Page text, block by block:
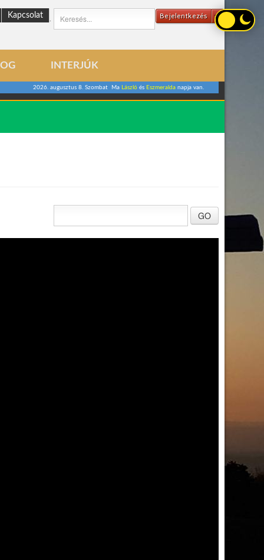
Bejelentkezés
Kapcsolat
INTERJÚK
2026. augusztus 8. Szombat Ma Lászlóés Eszmeraldanapja van.
GO